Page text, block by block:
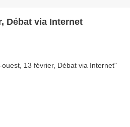
Débat via Internet